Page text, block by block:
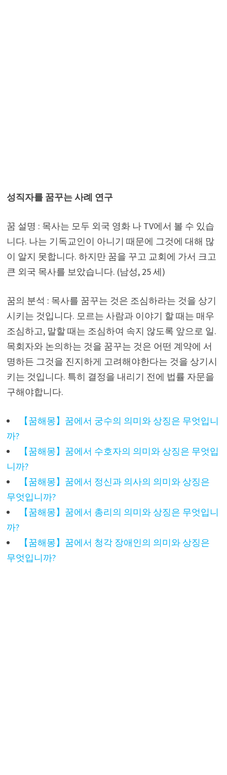
성직자를 꿈꾸는 사례 연구
꿈 설명 : 목사는 모두 외국 영화 나 TV에서 볼 수 있습
니다. 나는 기독교인이 아니기 때문에 그것에 대해 많
이 알지 못합니다. 하지만 꿈을 꾸고 교회에 가서 크고
큰 외국 목사를 보았습니다. (남성, 25 세)
꿈의 분석 : 목사를 꿈꾸는 것은 조심하라는 것을 상기
시키는 것입니다. 모르는 사람과 이야기 할 때는 매우
조심하고, 말할 때는 조심하여 속지 않도록 앞으로 일.
목회자와 논의하는 것을 꿈꾸는 것은 어떤 계약에 서
명하든 그것을 진지하게 고려해야한다는 것을 상기시
키는 것입니다. 특히 결정을 내리기 전에 법률 자문을
구해야합니다.
【꿈해몽】꿈에서 궁수의 의미와 상징은 무엇입니
까?
【꿈해몽】꿈에서 수호자의 의미와 상징은 무엇입
니까?
【꿈해몽】꿈에서 정신과 의사의 의미와 상징은
무엇입니까?
【꿈해몽】꿈에서 총리의 의미와 상징은 무엇입니
까?
【꿈해몽】꿈에서 청각 장애인의 의미와 상징은
무엇입니까?